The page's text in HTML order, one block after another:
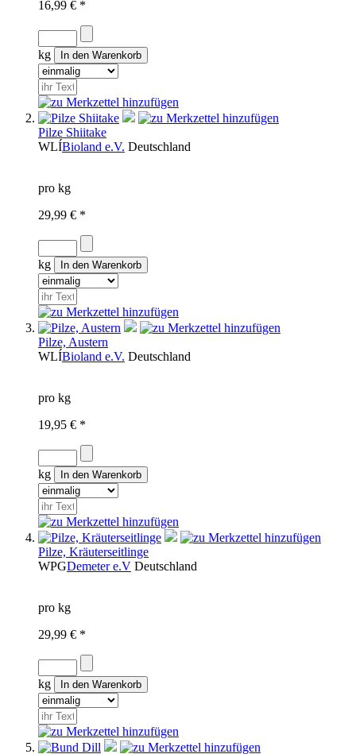
16,99 € *
kg
Pilze Shiitake
WLÍBioland e.V. Deutschland
pro kg
29,99 € *
kg
Pilze, Austern
WLÍBioland e.V. Deutschland
pro kg
19,95 € *
kg
Pilze, Kräuterseitlinge
WPGDemeter e.V Deutschland
pro kg
29,99 € *
kg